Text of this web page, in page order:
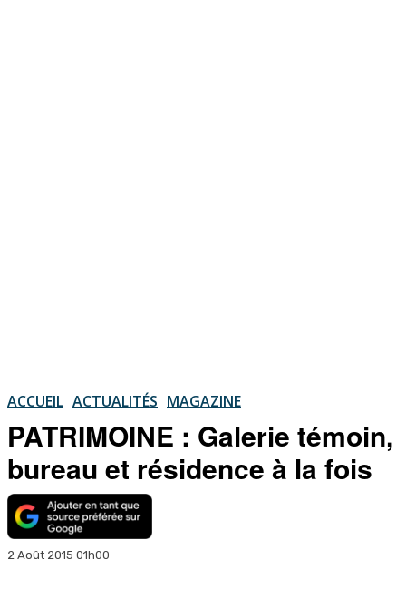
ACCUEIL ACTUALITÉS MAGAZINE
PATRIMOINE : Galerie témoin,
bureau et résidence à la fois
2 Août 2015 01h00